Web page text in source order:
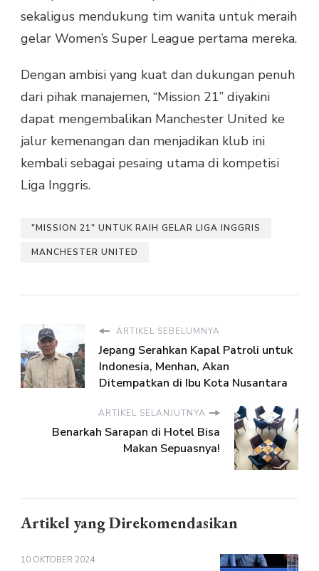
sekaligus mendukung tim wanita untuk meraih
gelar Women’s Super League pertama mereka.
Dengan ambisi yang kuat dan dukungan penuh
dari pihak manajemen, “Mission 21” diyakini
dapat mengembalikan Manchester United ke
jalur kemenangan dan menjadikan klub ini
kembali sebagai pesaing utama di kompetisi
Liga Inggris.
"MISSION 21" UNTUK RAIH GELAR LIGA INGGRIS
MANCHESTER UNITED
ARTIKEL SEBELUMNYA
Jepang Serahkan Kapal Patroli untuk
Indonesia, Menhan, Akan
Ditempatkan di Ibu Kota Nusantara
ARTIKEL SELANJUTNYA
Benarkah Sarapan di Hotel Bisa
Makan Sepuasnya!
Artikel yang Direkomendasikan
10 OKTOBER 2024